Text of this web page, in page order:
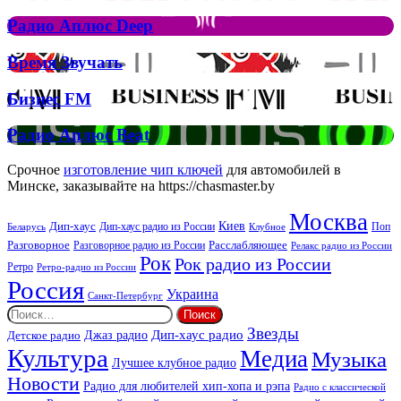
Джона
та
Брітні
Спірс
Рок
Радио
Аплюс
Deep
Радио Аплюс Deep
Время
Звучать
Время Звучать
Бизнес
Бизнес FM
Радио
Аплюс
Beat
Радио Аплюс Beat
Срочное изготовление чип ключей для автомобилей в
Минске, заказывайте на https://chasmaster.by
Беларусь Дип-хаус Дип-хаус радио из России Киев Клубное Москва Поп
Разговорное Разговорное радио из России Расслабляющее Релакс радио из России
Ретро Ретро-радио из России РокРок радио из России
Россия Санкт-Петербург Украина
Найти:
Детское радио Джаз радио Дип-хаус радио Звезды
Культура Лучшее клубное радио МедиаМузыка
Новости Радио для любителей хип-хопа и рэпа Радио с классической